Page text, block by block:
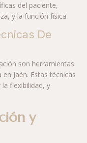
del paciente,
y la función física.
De
son herramientas
Jaén. Estas técnicas
flexibilidad, y
y